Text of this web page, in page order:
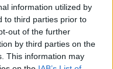
information utilized by
to third parties prior to
out of the further
by third parties on the
This information may